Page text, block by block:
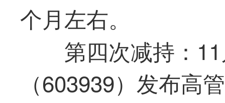
个月左右。
第四次减持：
（603939）发布高